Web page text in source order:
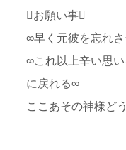
お願い事
∞早く元彼を忘れ
∞これ以上辛い思
に戻れる∞
ここあその神様ど